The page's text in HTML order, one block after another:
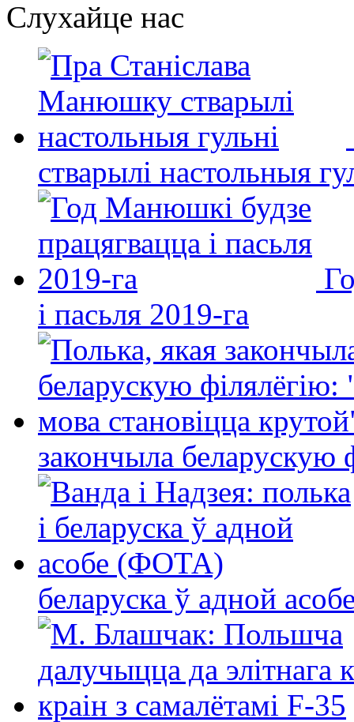
Слухайце нас
стварылі настольныя
і пасьля 2019-га
закончыла беларускую
беларуска ў адной